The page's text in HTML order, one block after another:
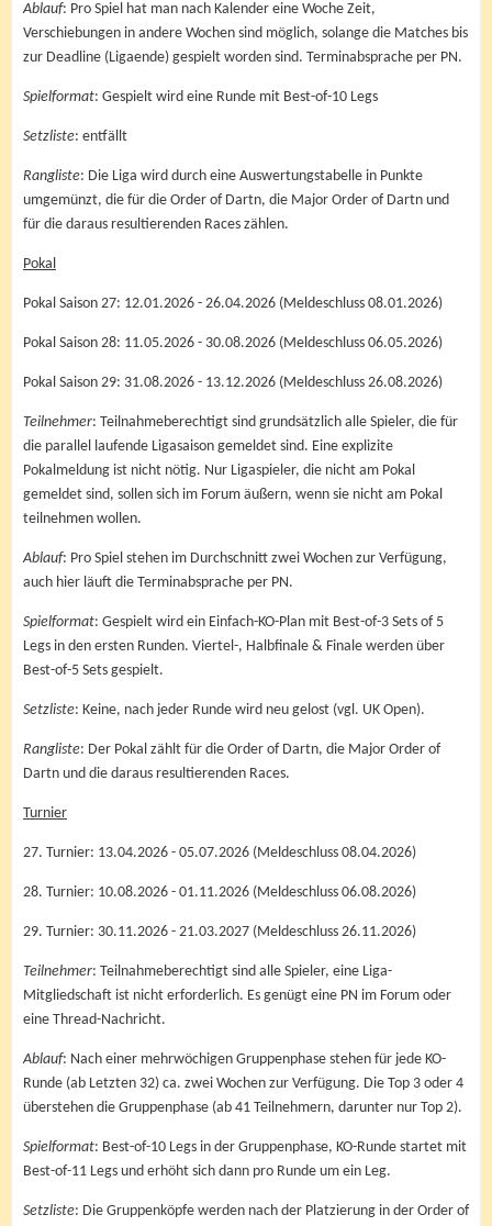
Ablauf: Pro Spiel hat man nach Kalender eine Woche Zeit,
Verschiebungen in andere Wochen sind möglich, solange die Matches bis
zur Deadline (Ligaende) gespielt worden sind. Terminabsprache per PN.
Spielformat: Gespielt wird eine Runde mit Best-of-10 Legs
Setzliste: entfällt
Rangliste: Die Liga wird durch eine Auswertungstabelle in Punkte
umgemünzt, die für die Order of Dartn, die Major Order of Dartn und
für die daraus resultierenden Races zählen.
Pokal
Pokal Saison 27: 12.01.2026 - 26.04.2026 (Meldeschluss 08.01.2026)
Pokal Saison 28: 11.05.2026 - 30.08.2026 (Meldeschluss 06.05.2026)
Pokal Saison 29: 31.08.2026 - 13.12.2026 (Meldeschluss 26.08.2026)
Teilnehmer: Teilnahmeberechtigt sind grundsätzlich alle Spieler, die für
die parallel laufende Ligasaison gemeldet sind. Eine explizite
Pokalmeldung ist nicht nötig. Nur Ligaspieler, die nicht am Pokal
gemeldet sind, sollen sich im Forum äußern, wenn sie nicht am Pokal
teilnehmen wollen.
Ablauf: Pro Spiel stehen im Durchschnitt zwei Wochen zur Verfügung,
auch hier läuft die Terminabsprache per PN.
Spielformat: Gespielt wird ein Einfach-KO-Plan mit Best-of-3 Sets of 5
Legs in den ersten Runden. Viertel-, Halbfinale & Finale werden über
Best-of-5 Sets gespielt.
Setzliste: Keine, nach jeder Runde wird neu gelost (vgl. UK Open).
Rangliste: Der Pokal zählt für die Order of Dartn, die Major Order of
Dartn und die daraus resultierenden Races.
Turnier
27. Turnier: 13.04.2026 - 05.07.2026 (Meldeschluss 08.04.2026)
28. Turnier: 10.08.2026 - 01.11.2026 (Meldeschluss 06.08.2026)
29. Turnier: 30.11.2026 - 21.03.2027 (Meldeschluss 26.11.2026)
Teilnehmer: Teilnahmeberechtigt sind alle Spieler, eine Liga-
Mitgliedschaft ist nicht erforderlich. Es genügt eine PN im Forum oder
eine Thread-Nachricht.
Ablauf: Nach einer mehrwöchigen Gruppenphase stehen für jede KO-
Runde (ab Letzten 32) ca. zwei Wochen zur Verfügung. Die Top 3 oder 4
überstehen die Gruppenphase (ab 41 Teilnehmern, darunter nur Top 2).
Spielformat: Best-of-10 Legs in der Gruppenphase, KO-Runde startet mit
Best-of-11 Legs und erhöht sich dann pro Runde um ein Leg.
Setzliste: Die Gruppenköpfe werden nach der Platzierung in der Order of